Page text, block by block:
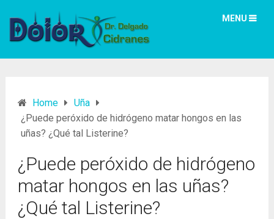
MENU
Home
Uña
¿Puede peróxido de hidrógeno matar hongos en las
uñas? ¿Qué tal Listerine?
¿Puede peróxido de hidrógeno
matar hongos en las uñas?
¿Qué tal Listerine?